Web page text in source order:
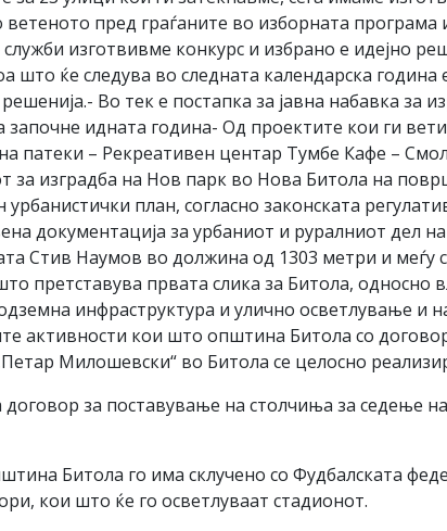
ветеното пред граѓаните во изборната
изготвивме конкурс и избрано е идејно
што ќе следува во следната календарска
Во тек е постапка за јавна набавка за
започне идната година- Од проектите кои ги
патеки – Рекреативен центар Тумбе Кафе –
за изградба на Нов парк во Нова Битола на
урбанистички план, согласно законската
документација за урбаниот и руралниот дел
Стив Наумов во должина од 1303 метри и меѓу
претставува првата слика за Битола, односно
инфраструктура и улично осветлување и
активности кои што општина Битола со
Милошевски“ во Битола се целосно
договор за поставување на столчиња за седење
Битола го има склучено со Фудбалската
кои што ќе го осветлуваат стадионот.